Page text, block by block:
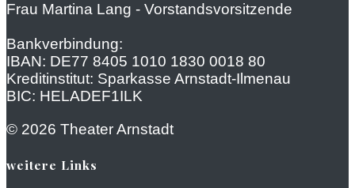
Frau Martina Lang - Vorstandsvorsitzende
Bankverbindung:
IBAN: DE77 8405 1010 1830 0018 80
Kreditinstitut: Sparkasse Arnstadt-Ilmenau
BIC: HELADEF1ILK
© 2026 Theater Arnstadt
weitere Links